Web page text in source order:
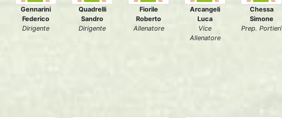
Gennarini
Federico
Dirigente
Quadrelli
Sandro
Dirigente
Fiorile
Roberto
Allenatore
Arcangeli
Luca
Vice
Allenatore
Chessa
Simone
Prep. Portieri